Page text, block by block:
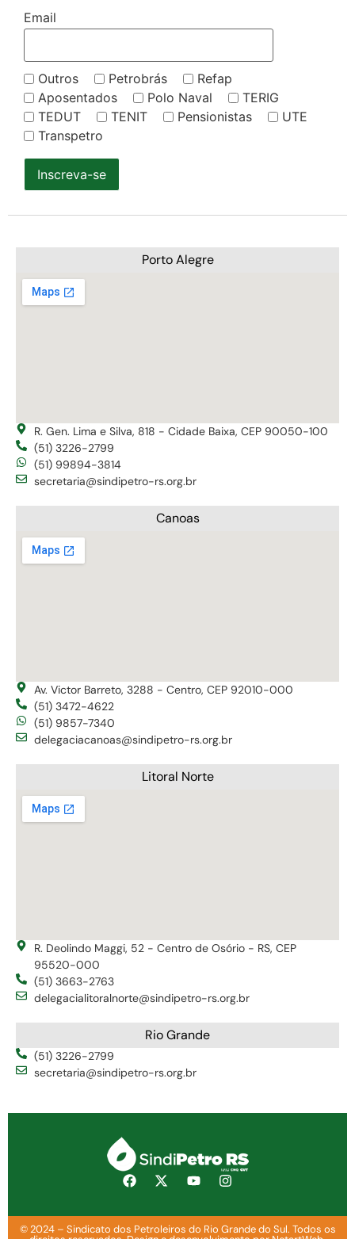
Email
Outros Petrobrás
Refap
Aposentados
Polo Naval
TERIG
TEDUT
TENIT Pensionistas
UTE
Transpetro
Inscreva-se
Porto Alegre
R. Gen. Lima e Silva, 818 - Cidade Baixa, CEP 90050-100
(51) 3226-2799
(51) 99894-3814
secretaria@sindipetro-rs.org.br
Canoas
Av. Victor Barreto, 3288 - Centro, CEP 92010-000
(51) 3472-4622
(51) 9857-7340
delegaciacanoas@sindipetro-rs.org.br
Litoral Norte
R. Deolindo Maggi, 52 - Centro de Osório - RS, CEP
95520-000
(51) 3663-2763
delegacialitoralnorte@sindipetro-rs.org.br
Rio Grande
(51) 3226-2799
secretaria@sindipetro-rs.org.br
© 2024 – Sindicato dos Petroleiros do Rio Grande do Sul. Todos os